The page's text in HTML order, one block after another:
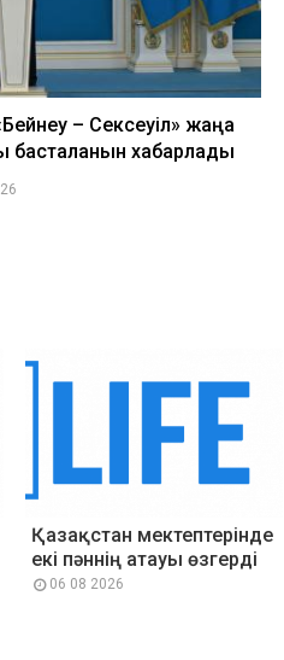
– Сексеуіл» жаңа
хабарлады
Қазақстан мектептерінде
екі пәннің атауы өзгерді
06 08 2026